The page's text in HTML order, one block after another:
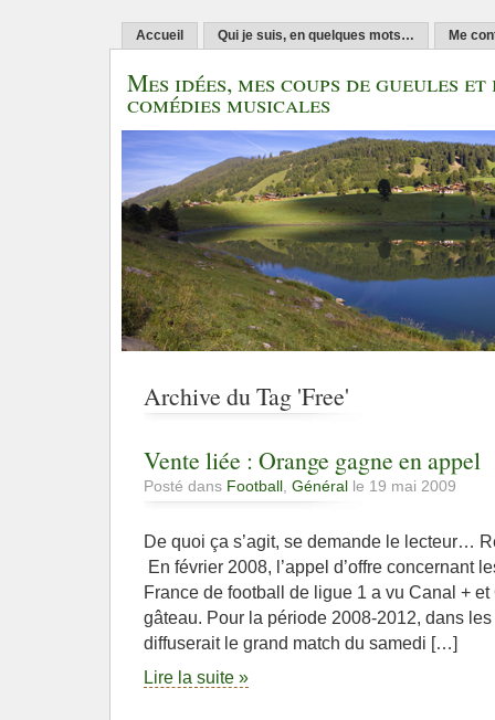
Accueil Qui je suis, en quelques mots… Me
Mes idées, mes coups de gueules et
comédies musicales
Archive du Tag 'Free'
Vente liée : Orange gagne en appel
Posté dans Football, Général le 19 mai 2009
De quoi ça s’agit, se demande le lecteur…
En février 2008, l’appel d’offre concernant
France de football de ligue 1 a vu Canal +
gâteau. Pour la période 2008-2012, dans
diffuserait le grand match du samedi […]
Lire la suite »